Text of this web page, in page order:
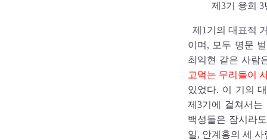
제3기 융희
제1기의 대표적
이며, 모두 명문
최익현 같은 사람
고먹는 무리들이
있었다. 이 기의
제3기에 걸쳐서는
백성들은 잠시라
일, 안계홍의 세 사